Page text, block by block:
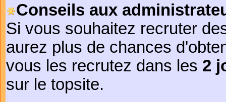
Conseils aux
Si vous souhaitez recruter
aurez plus de chances
vous les recrutez dans les 2
sur le topsite.